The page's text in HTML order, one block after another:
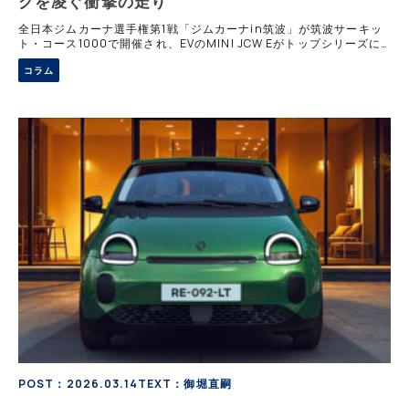
全日本ジムカーナ選手権第1戦「ジムカーナin筑波」が筑波サーキッ
ト・コース1000で開催され、EVのMINI JCW Eがトップシリーズに
初参戦し、ドライバーの野島俊哉選手が第1ヒートで唯一の1分20秒台
を記録。最終的にはホンダ・シビックに僅差で敗れたものの、デビュ
ー戦で2位表彰台を獲得した。
コラム
POST：2026.03.14TEXT：御堀直嗣